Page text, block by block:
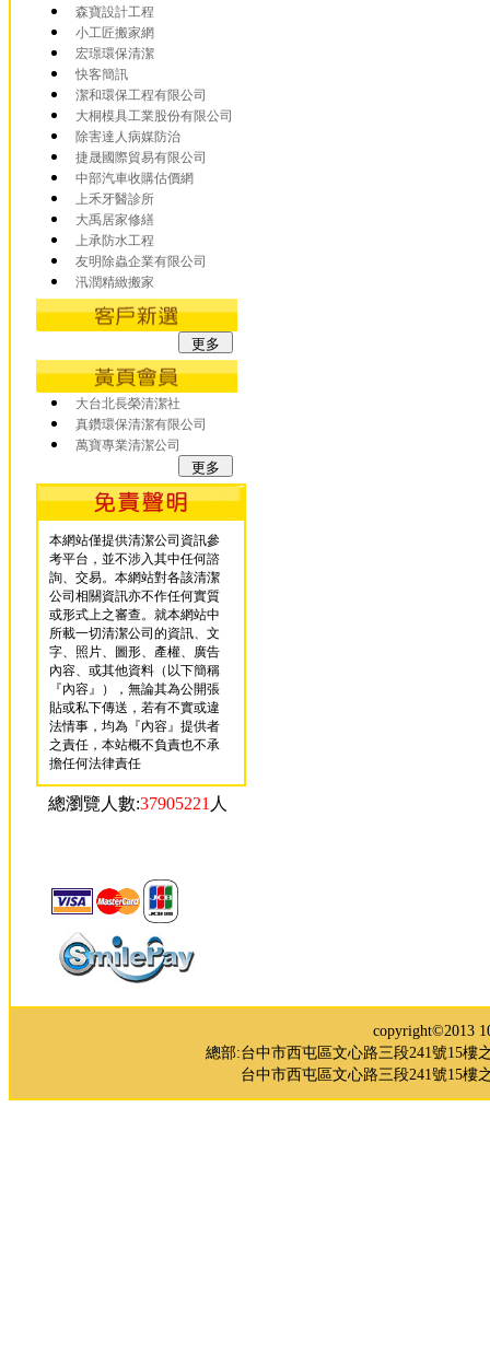
森寶設計工程
小工匠搬家網
宏璟環保清潔
快客簡訊
潔和環保工程有限公司
大桐模具工業股份有限公司
除害達人病媒防治
捷晟國際貿易有限公司
中部汽車收購估價網
上禾牙醫診所
大禹居家修繕
上承防水工程
友明除蟲企業有限公司
汛潤精緻搬家
大台北長榮清潔社
真鑽環保清潔有限公司
萬寶專業清潔公司
本網站僅提供清潔公司資訊參
考平台，並不涉入其中任何諮
詢、交易。本網站對各該清潔
公司相關資訊亦不作任何實質
或形式上之審查。就本網站中
所載一切清潔公司的資訊、文
字、照片、圖形、產權、廣告
內容、或其他資料（以下簡稱
『內容』），無論其為公開張
貼或私下傳送，若有不實或違
法情事，均為『內容』提供者
之責任，本站概不負責也不承
擔任何法律責任
總瀏覽人數:37905221 人
總部:台中市西屯區文心路三段241號15
台中市西屯區文心路三段241號15